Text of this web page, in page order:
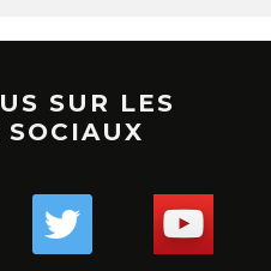
SUR LES
SOCIAUX